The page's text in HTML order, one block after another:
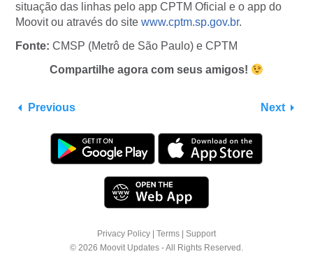
situação das linhas pelo app CPTM Oficial e o app do
Moovit ou através do site www.cptm.sp.gov.br.
Fonte: CMSP (Metrô de São Paulo) e CPTM
Compartilhe agora com seus amigos!
Previous Next
Privacy Policy Terms
Support
© 2026 Moovit Updates - All Rights Reserved.